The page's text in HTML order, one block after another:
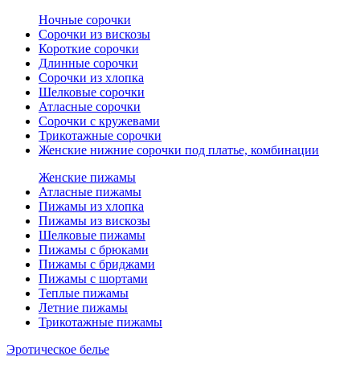
Ночные сорочки
Сорочки из вискозы
Короткие сорочки
Длинные сорочки
Сорочки из хлопка
Шелковые сорочки
Атласные сорочки
Сорочки с кружевами
Трикотажные сорочки
Женские нижние сорочки под платье, комбинации
Женские пижамы
Атласные пижамы
Пижамы из хлопка
Пижамы из вискозы
Шелковые пижамы
Пижамы с брюками
Пижамы с бриджами
Пижамы с шортами
Теплые пижамы
Летние пижамы
Трикотажные пижамы
Эротическое белье